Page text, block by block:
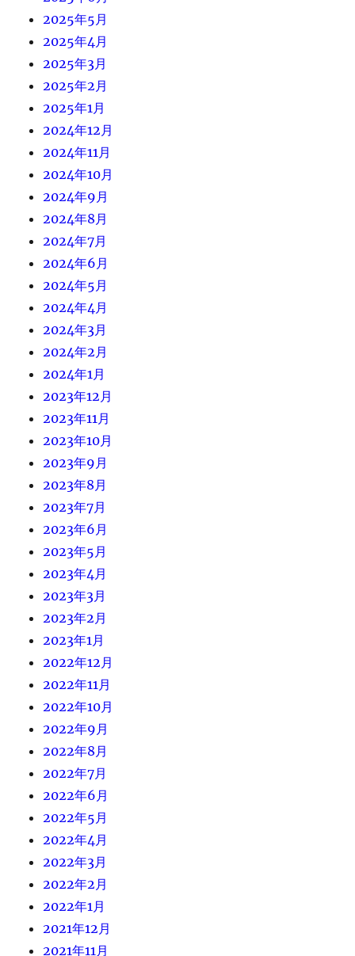
2025年5月
2025年4月
2025年3月
2025年2月
2025年1月
2024年12月
2024年11月
2024年10月
2024年9月
2024年8月
2024年7月
2024年6月
2024年5月
2024年4月
2024年3月
2024年2月
2024年1月
2023年12月
2023年11月
2023年10月
2023年9月
2023年8月
2023年7月
2023年6月
2023年5月
2023年4月
2023年3月
2023年2月
2023年1月
2022年12月
2022年11月
2022年10月
2022年9月
2022年8月
2022年7月
2022年6月
2022年5月
2022年4月
2022年3月
2022年2月
2022年1月
2021年12月
2021年11月